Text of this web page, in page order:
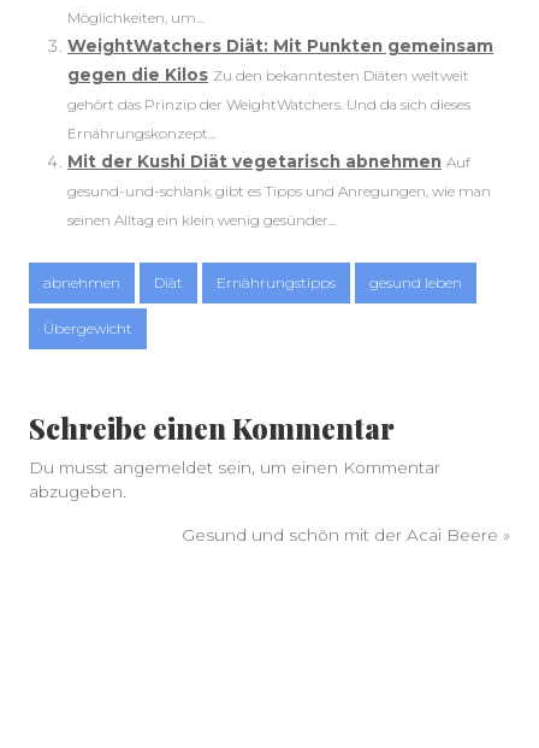
Möglichkeiten, um...
WeightWatchers Diät: Mit Punkten gemeinsam
gegen die Kilos Zu den bekanntesten Diäten weltweit
gehört das Prinzip der WeightWatchers. Und da sich dieses
Ernährungskonzept...
Mit der Kushi Diät vegetarisch abnehmen Auf
gesund-und-schlank gibt es Tipps und Anregungen, wie man
seinen Alltag ein klein wenig gesünder...
abnehmen Diät Ernährungstipps gesund leben
Übergewicht
Schreibe einen Kommentar
Du musst angemeldet sein, um einen Kommentar
abzugeben.
Gesund und schön mit der Acai Beere »